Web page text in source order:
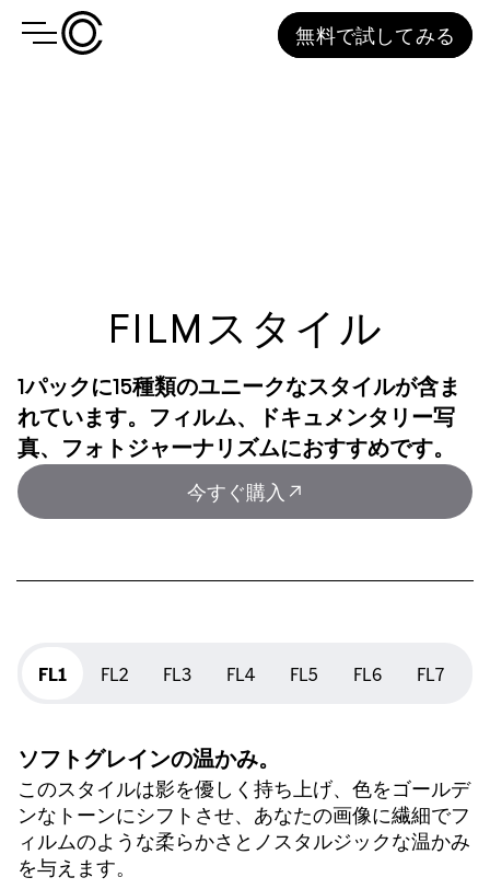
無料で試してみる
FILMスタイル
1パックに15種類のユニークなスタイルが含ま
れています。フィルム、ドキュメンタリー写
真、フォトジャーナリズムにおすすめです。
今すぐ購入
FL1
FL1 FL2 FL3 FL4 FL5 FL6 FL7
ソフトグレインの温かみ。
このスタイルは影を優しく持ち上げ、色をゴールデ
ンなトーンにシフトさせ、あなたの画像に繊細でフ
ィルムのような柔らかさとノスタルジックな温かみ
を与えます。